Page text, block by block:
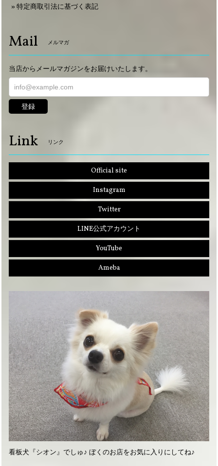
特定商取引法に基づく表記
Mail メルマガ
当店からメールマガジンをお届けいたします。
登録
Link リンク
Official site
Instagram
Twitter
LINE公式アカウント
YouTube
Ameba
看板犬『シオン』でしゅ♪ ぼくのお店をお気に入りにしてね♪